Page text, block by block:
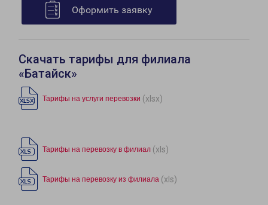
Оформить заявку
Скачать тарифы для филиала
«Батайск»
Тарифы на услуги перевозки (xlsx)
Тарифы на перевозку в филиал (xls)
Тарифы на перевозку из филиала (xls)